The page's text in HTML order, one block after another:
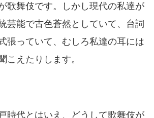
歌舞伎です。しかし現代の私達が
芸能で古色蒼然としていて、台詞
張っていて、むしろ私達の耳には
こえたりします。
時代とはいえ、どうして歌舞伎が